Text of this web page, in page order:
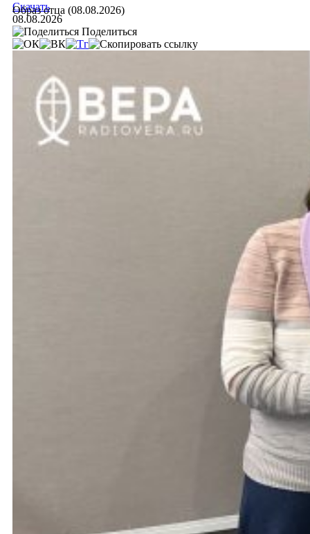
Образ отца (08.08.2026)
Скачать
08.08.2026
Поделиться